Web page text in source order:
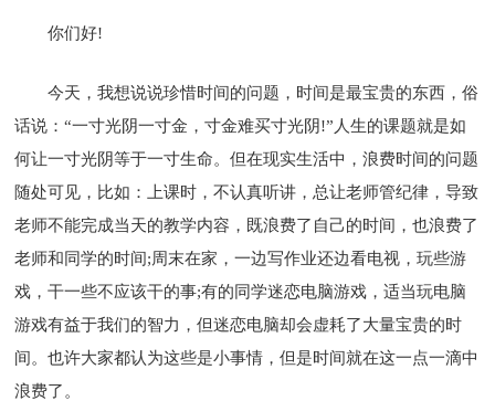
你们好!
今天，我想说说珍惜时间的问题，时间是最宝贵的东西，俗
话说：“一寸光阴一寸金，寸金难买寸光阴!”人生的课题就是如
何让一寸光阴等于一寸生命。但在现实生活中，浪费时间的问题
随处可见，比如：上课时，不认真听讲，总让老师管纪律，导致
老师不能完成当天的教学内容，既浪费了自己的时间，也浪费了
老师和同学的时间;周末在家，一边写作业还边看电视，玩些游
戏，干一些不应该干的事;有的同学迷恋电脑游戏，适当玩电脑
游戏有益于我们的智力，但迷恋电脑却会虚耗了大量宝贵的时
间。也许大家都认为这些是小事情，但是时间就在这一点一滴中
浪费了。